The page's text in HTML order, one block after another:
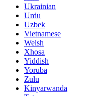
Ukrainian
Urdu
Uzbek
Vietnamese
Welsh
Xhosa
Yiddish
Yoruba
Zulu
Kinyarwanda